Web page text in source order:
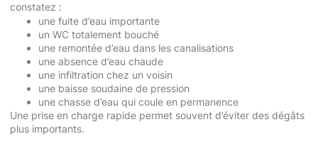
constatez :
une fuite d’eau importante
un WC totalement bouché
une remontée d’eau dans les canalisations
une absence d’eau chaude
une infiltration chez un voisin
une baisse soudaine de pression
une chasse d’eau qui coule en permanence
Une prise en charge rapide permet souvent d’éviter des dégâts
plus importants.